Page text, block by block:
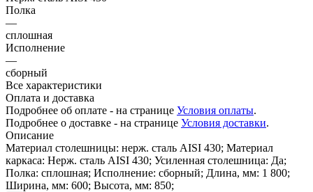
Полка
—
сплошная
Исполнение
—
сборный
Все характеристики
Оплата и доставка
Подробнее об оплате - на странице Условия оплаты.
Подробнее о доставке - на странице Условия доставки.
Описание
Материал столешницы: нерж. сталь AISI 430; Материал
каркаса: Нерж. сталь AISI 430; Усиленная столешница: Да;
Полка: сплошная; Исполнение: сборный; Длина, мм: 1 800;
Ширина, мм: 600; Высота, мм: 850;